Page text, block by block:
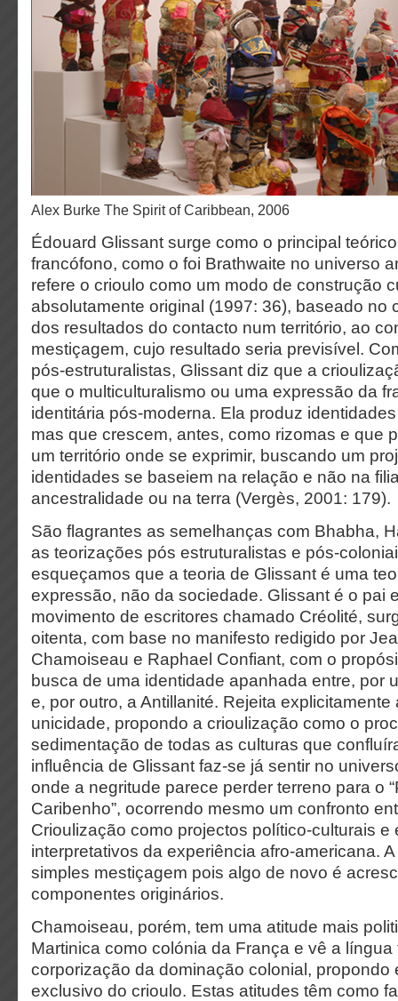
Alex Burke The Spirit of Caribbean, 2006
Édouard Glissant surge como o principal
francófono, como o foi Brathwaite no universo
refere o crioulo como um modo de construção
absolutamente original (1997: 36), baseado no
dos resultados do contacto num território, ao
mestiçagem, cujo resultado seria previsível.
pós-estruturalistas, Glissant diz que a
que o multiculturalismo ou uma expressão da
identitária pós-moderna. Ela produz
mas que crescem, antes, como rizomas e que
um território onde se exprimir, buscando um
identidades se baseiem na relação e não na
ancestralidade ou na terra (Vergès, 2001: 179).
São flagrantes as semelhanças com Bhabha,
as teorizações pós estruturalistas e pós-
esqueçamos que a teoria de Glissant é uma
expressão, não da sociedade. Glissant é o pai
movimento de escritores chamado Créolité,
oitenta, com base no manifesto redigido por
Chamoiseau e Raphael Confiant, com o
busca de uma identidade apanhada entre, por
e, por outro, a Antillanité. Rejeita explicitamente
unicidade, propondo a crioulização como o
sedimentação de todas as culturas que
influência de Glissant faz-se já sentir no
onde a negritude parece perder terreno para o
Caribenho”, ocorrendo mesmo um confronto
Crioulização como projectos político-culturais e
interpretativos da experiência afro-americana.
simples mestiçagem pois algo de novo é
componentes originários.
Chamoiseau, porém, tem uma atitude mais
Martinica como colónia da França e vê a
corporização da dominação colonial, propondo
exclusivo do crioulo. Estas atitudes têm como